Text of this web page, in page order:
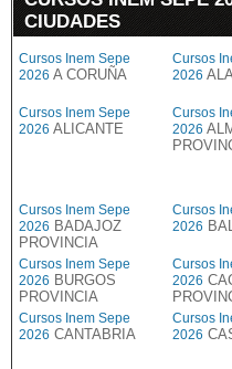
CIUDADES
Cursos Inem Sepe
2026 A CORUÑA
Cursos
2026
Cursos Inem Sepe
2026 ALICANTE
Cursos
2026
Cursos Inem Sepe
2026 BADAJOZ
PROVINCIA
Cursos
2026
Cursos Inem Sepe
2026 BURGOS
PROVINCIA
Cursos
2026
Cursos Inem Sepe
2026 CANTABRIA
Cursos
2026